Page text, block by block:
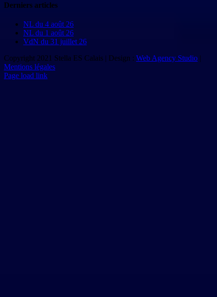
Derniers articles
NL du 4 août 26
NL du 1 août 26
VdN du 31 juillet 26
Copyright 2021 Stella ES Calais | Design : Web Agency Studio |
Mentions légales
Page load link